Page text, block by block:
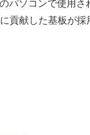
貢献した基板が採